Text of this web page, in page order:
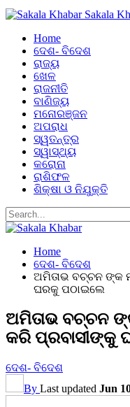
Sakala
Home
ଦେଶ- ବିଦେଶ
ରାଜ୍ୟ
ଖେଳ
ରାଜନୀତି
ବାଣିଜ୍ୟ
ମନୋରଞ୍ଜନ
ଅପରାଧ
ସ୍ୱତନ୍ତ୍ର
ସ୍ୱାସ୍ଥ୍ୟ
କରୋନା
ରାଶିଫଳ
ଶିକ୍ଷା ଓ ନିଯୁକ୍ତି
Home
ଦେଶ- ବିଦେଶ
ଅମିତାଭ ବଚ୍ଚନ ଙ୍କ
ଘରକୁ ପଠାଇଲେ
ଅମିତାଭ ବଚ୍ଚନ
କରି ପ୍ରବାସୀଙ୍କୁ
ଦେଶ- ବିଦେଶ
By Last updated Jun